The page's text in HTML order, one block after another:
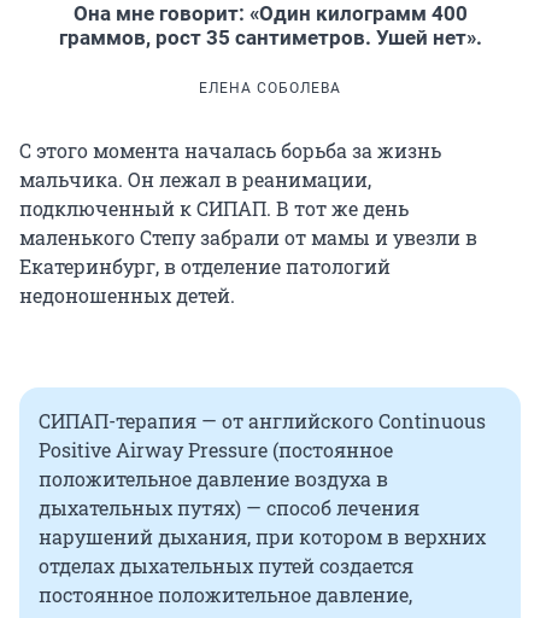
Она мне говорит: «Один килограмм 400
граммов, рост 35 сантиметров. Ушей нет».
ЕЛЕНА СОБОЛЕВА
С этого момента началась борьба за жизнь
мальчика. Он лежал в реанимации,
подключенный к СИПАП. В тот же день
маленького Степу забрали от мамы и увезли в
Екатеринбург, в отделение патологий
недоношенных детей.
СИПАП-терапия — от английского Continuous
Positive Airway Pressure (постоянное
положительное давление воздуха в
дыхательных путях) — способ лечения
нарушений дыхания, при котором в верхних
отделах дыхательных путей создается
постоянное положительное давление,